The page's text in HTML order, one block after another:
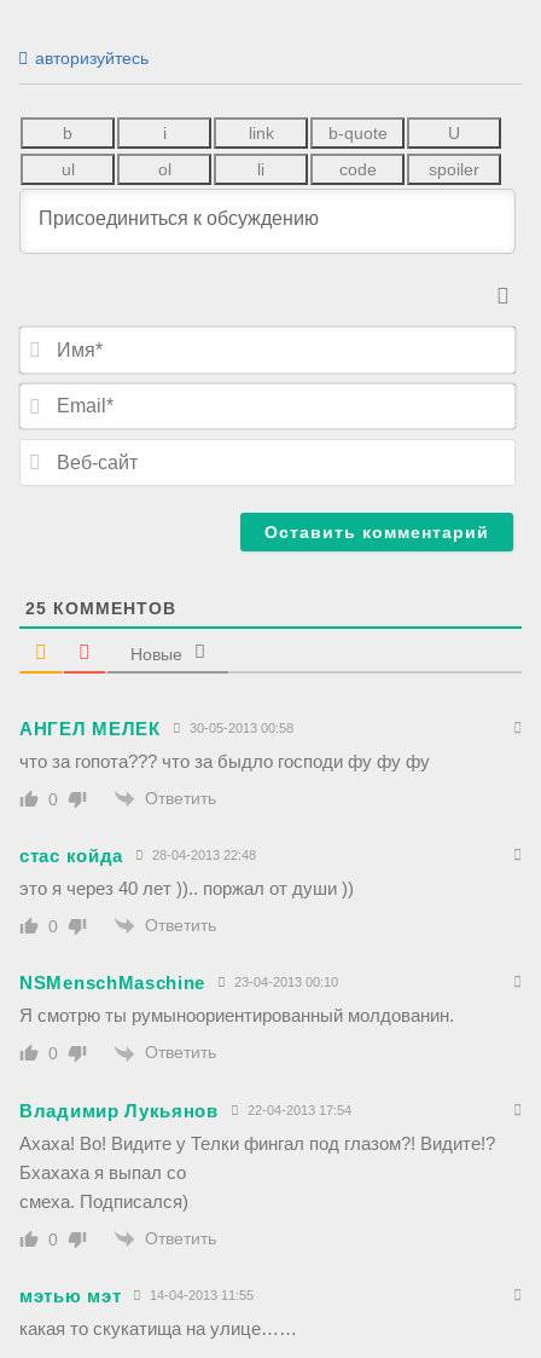
авторизуйтесь
И
я
E
a
25 КОММЕНТОВ
Новые
АНГЕЛ МЕЛЕК 30-05-2013 00:58
что за гопота??? что за быдло господи фу фу фу
0 Ответить
стас койда 28-04-2013 22:48
это я через 40 лет )).. поржал от души ))
0 Ответить
NSMenschMaschine 23-04-2013 00:10
Я смотрю ты румыноориентированный молдованин.
0 Ответить
Владимир Лукьянов 22-04-2013 17:54
Ахаха! Во! Видите у Телки фингал под глазом?! Видите!?
Бхахаха я выпал со
смеха. Подписался)
0 Ответить
мэтью мэт 14-04-2013 11:55
какая то скукатища на улице……